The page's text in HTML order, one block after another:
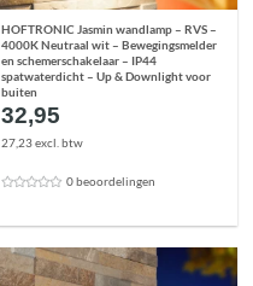
HOFTRONIC Jasmin wandlamp – RVS –
4000K Neutraal wit – Bewegingsmelder
en schemerschakelaar – IP44
spatwaterdicht – Up & Downlight voor
buiten
32,95
27,23 excl. btw
0 beoordelingen